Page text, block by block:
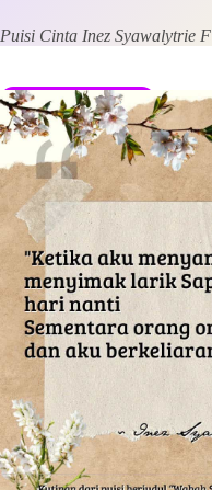
next time I comment.
Kirim Komentar
Puisi Cinta Inez Syawalytrie F